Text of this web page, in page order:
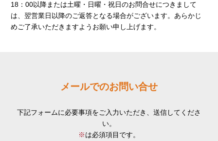
18：00以降または土曜・日曜・祝日のお問合せにつきまして
は、翌営業日以降のご返答となる場合がございます。あらかじ
めご了承いただきますようお願い申し上げます。
メールでのお問い合せ
下記フォームに必要事項をご入力いただき、送信してくださ
い。
※は必須項目です。